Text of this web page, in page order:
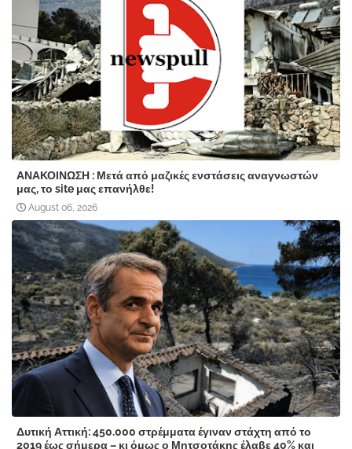
ΑΝΑΚΟΙΝΩΣΗ : Μετά από μαζικές ενστάσεις αναγνωστών
μας, το site μας επανήλθε!
August 06, 2026
Δυτική Αττική: 450.000 στρέμματα έγιναν στάχτη από το
2019 έως σήμερα – κι όμως ο Μητσοτάκης έλαβε 40% και